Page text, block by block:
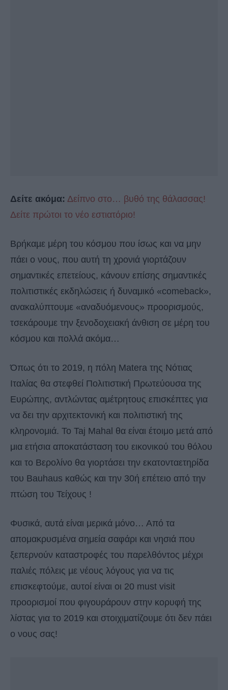
Δείτε ακόμα: Δείπνο στο… βυθό της θάλασσας!
Δείτε πρώτοι το νέο εστιατόριο!
Βρήκαµε μέρη του κόσμου που ίσως και να μην
πάει ο νους, που αυτή τη χρονιά γιορτάζουν
σημαντικές επετείους, κάνουν επίσης σημαντικές
πολιτιστικές εκδηλώσεις ή δυναμικό «comeback»,
ανακαλύπτουμε «αναδυόμενους» προορισμούς,
τσεκάρουμε την ξενοδοχειακή άνθιση σε μέρη του
κόσμου και πολλά ακόμα…
Όπως ότι το 2019, η πόλη Matera της Νότιας
Ιταλίας θα στεφθεί Πολιτιστική Πρωτεύουσα της
Ευρώπης, αντλώντας αμέτρητους επισκέπτες για
να δει την αρχιτεκτονική και πολιτιστική της
κληρονομιά. Το Taj Mahal θα είναι έτοιμο μετά από
μια ετήσια αποκατάσταση του εικονικού του θόλου
και το Βερολίνο θα γιορτάσει την εκατονταετηρίδα
του Bauhaus καθώς και την 30ή επέτειο από την
πτώση του Τείχους !
Φυσικά, αυτά είναι μερικά µόνο… Από τα
απομακρυσμένα σημεία σαφάρι και νησιά που
ξεπερνούν καταστροφές του παρελθόντος μέχρι
παλιές πόλεις µε νέους λόγους για να τις
επισκεφτούμε, αυτοί είναι οι 20 must visit
προορισμοί που φιγουράρουν στην κορυφή της
λίστας για το 2019 και στοιχιματίζουμε ότι δεν πάει
ο νους σας!